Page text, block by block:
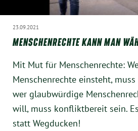
23.09.2021
MENSCHENRECHTE KANN MAN
Mit Mut für Menschenrechte:
Menschenrechte einsteht,
wer glaubwürdige
will, muss konfliktbereit sein.
statt Wegducken!